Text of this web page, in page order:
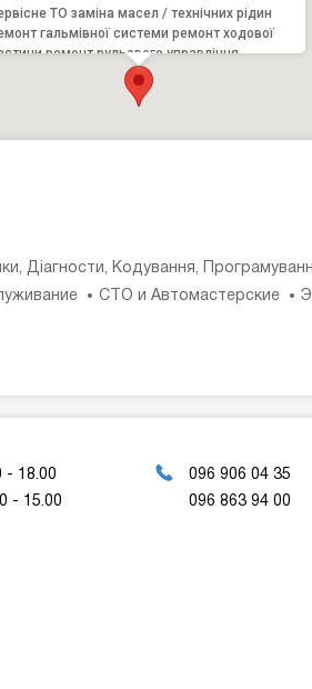
ТО заміна масел / технічних рідин
гальмівної системи ремонт ходової
ремонт рульового управління
розвал ремон...
Діагности, Кодування,
СТО и Автомастерские
- 18.00
- 15.00
096 906 04 35
096 863 94 00